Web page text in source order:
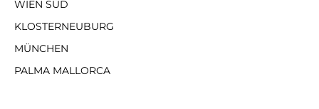
WIEN SÜD
KLOSTERNEUBURG
MÜNCHEN
PALMA MALLORCA